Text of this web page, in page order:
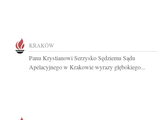
KRAKÓW
Panu Krystianowi Serzysko Sędziemu Sądu
Apelacyjnego w Krakowie wyrazy głębokiego...